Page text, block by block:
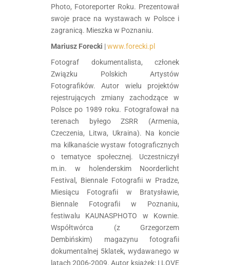
Photo, Fotoreporter Roku. Prezentował
swoje prace na wystawach w Polsce i
zagranicą. Mieszka w Poznaniu.
Mariusz Forecki |www.forecki.pl
Fotograf dokumentalista, członek
Związku Polskich Artystów
Fotografików. Autor wielu projektów
rejestrujących zmiany zachodzące w
Polsce po 1989 roku. Fotografował na
terenach byłego ZSRR (Armenia,
Czeczenia, Litwa, Ukraina). Na koncie
ma kilkanaście wystaw fotograficznych
o tematyce społecznej. Uczestniczył
m.in. w holenderskim Noorderlicht
Festival, Biennale Fotografii w Pradze,
Miesiącu Fotografii w Bratysławie,
Biennale Fotografii w Poznaniu,
festiwalu KAUNASPHOTO w Kownie.
Współtwórca (z Grzegorzem
Dembińskim) magazynu fotografii
dokumentalnej 5klatek, wydawanego w
latach 2006-2009. Autor książek: I LOVE